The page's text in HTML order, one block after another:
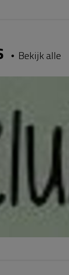
Bekijk alle